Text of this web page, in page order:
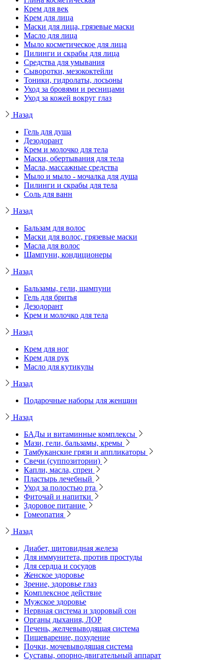
Крем для век
Крем для лица
Маски для лица, грязевые маски
Масло для лица
Мыло косметическое для лица
Пилинги и скрабы для лица
Средства для умывания
Сыворотки, мезококтейли
Тоники, гидролаты, лосьоны
Уход за бровями и ресницами
Уход за кожей вокруг глаз
Назад
Гель для душа
Дезодорант
Крем и молочко для тела
Маски, обертывания для тела
Масла, массажные средства
Мыло и мыло - мочалка для душа
Пилинги и скрабы для тела
Соль для ванн
Назад
Бальзам для волос
Маски для волос, грязевые маски
Масла для волос
Шампуни, кондиционеры
Назад
Бальзамы, гели, шампуни
Гель для бритья
Дезодорант
Крем и молочко для тела
Назад
Крем для ног
Крем для рук
Масло для кутикулы
Назад
Подарочные наборы для женщин
Назад
БАДы и витаминные комплексы
Мази, гели, бальзамы, кремы
Тамбуканские грязи и аппликаторы
Свечи (суппозитории)
Капли, масла, спреи
Пластырь лечебный
Уход за полостью рта
Фиточай и напитки
Здоровое питание
Гомеопатия
Назад
Диабет, щитовидная железа
Для иммунитета, против простуды
Для сердца и сосудов
Женское здоровье
Зрение, здоровье глаз
Комплексное действие
Мужское здоровье
Нервная система и здоровый сон
Органы дыхания, ЛОР
Печень, желчевыводящая система
Пищеварение, похудение
Почки, мочевыводящая система
Суставы, опорно-двигательный аппарат